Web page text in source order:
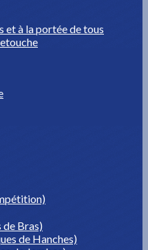
et à la portée de tous
de Bras)
de Hanches)